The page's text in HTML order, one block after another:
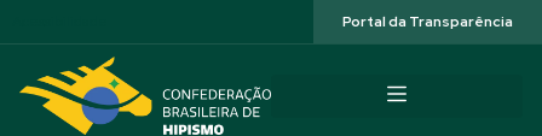
Portal da Transparência